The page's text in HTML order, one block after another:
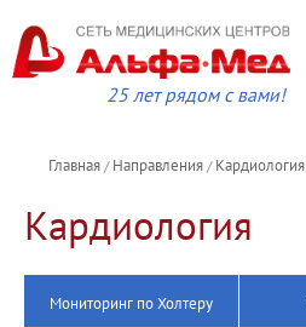
25 лет рядом с вами!
Главная / Направления / Кардиология
Кардиология
Мониторинг по Холтеру